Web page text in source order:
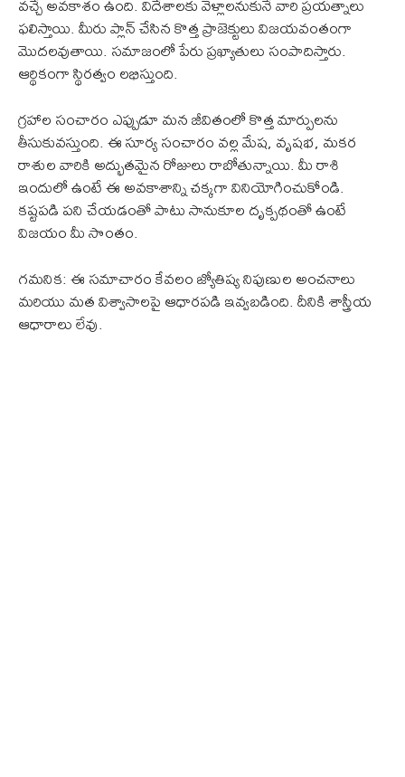
ఫలిస్తాయి. మీరు ప్లాన్ చేసిన కొత్త ప్రాజెక్టులు విజయవంతంగా
మొదలవుతాయి. సమాజంలో పేరు ప్రఖ్యాతులు సంపాదిస్తారు.
ఆర్థికంగా స్థిరత్వం లభిస్తుంది.
గ్రహాల సంచారం ఎప్పుడూ మన జీవితంలో కొత్త మార్పులను
తీసుకువస్తుంది. ఈ సూర్య సంచారం వల్ల మేష, వృషభ, మకర
రాశుల వారికి అద్భుతమైన రోజులు రాబోతున్నాయి. మీ రాశి
ఇందులో ఉంటే ఈ అవకాశాన్ని చక్కగా వినియోగించుకోండి.
కష్టపడి పని చేయడంతో పాటు సానుకూల దృక్పథంతో ఉంటే
విజయం మీ సొంతం.
గమనిక: ఈ సమాచారం కేవలం జ్యోతిష్య నిపుణుల అంచనాలు
మరియు మత విశ్వాసాలపై ఆధారపడి ఇవ్వబడింది. దీనికి శాస్త్రీయ
ఆధారాలు లేవు.